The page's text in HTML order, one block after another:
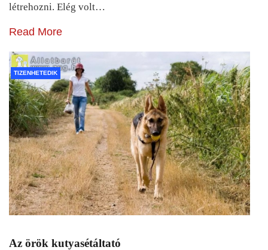
létrehozni. Elég volt…
Read More
TIZENHETEDIK
Az örök kutyasétáltató